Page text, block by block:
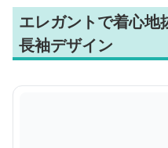
エレガントで着心地
長袖デザイン